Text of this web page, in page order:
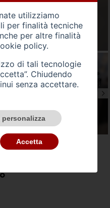
utilizziamo
per finalità tecniche
per altre finalità
policy.
di tali tecnologie
Chiudendo
senza accettare.
Accetta